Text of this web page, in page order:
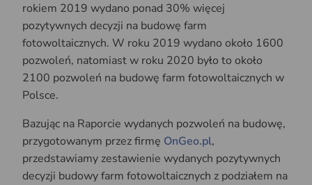
rokiem 2019 wydano ponad 30% więcej
pozytywnych decyzji na budowę farm
fotowoltaicznych. W roku 2019 wydano około 1600
pozwoleń, natomiast w roku 2020 było to około
2100 pozwoleń na budowę farm fotowoltaicznych w
Polsce.
Bazując na Raporcie wydanych pozwoleń na budowę,
przygotowanym przez firmę OnGeo.pl,
przedstawiamy zestawienie wydanych pozytywnych
decyzji budowy farm fotowoltaicznych z podziałem na